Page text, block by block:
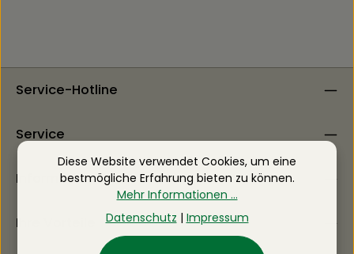
Service-Hotline
Service
Information
Ihre Vorteile
Diese Website verwendet Cookies, um eine
bestmögliche Erfahrung bieten zu können.
Mehr Informationen ...
Datenschutz | Impressum